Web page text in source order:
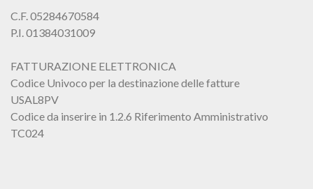
C.F. 05284670584
P.I. 01384031009
FATTURAZIONE ELETTRONICA
Codice Univoco per la destinazione delle fatture
USAL8PV
Codice da inserire in 1.2.6 Riferimento Amministrativo
TC024